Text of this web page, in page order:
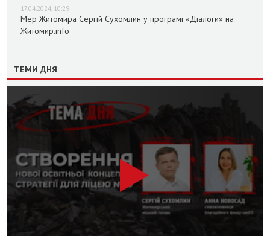
17.04.2024, 10:29
Мер Житомира Сергій Сухомлин у програмі «Діалоги» на
Житомир.info
ТЕМИ ДНЯ